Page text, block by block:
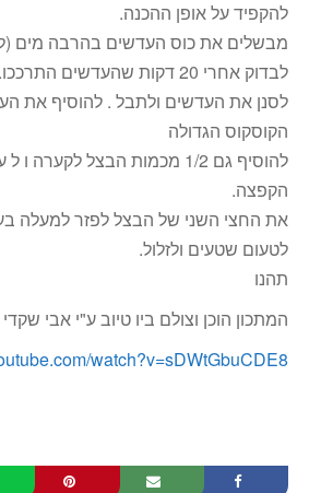
להקפיד על אופן ההכנה.
מבשלים את כוס העדשים בהרבה מים (לפחות 4
לבדוק אחרי 20 דקות שהעדשים התרככו.
לסנן את העדשים ולתבל . להוסיף את
הקוסקוס הגדולה
להוסיף גם 1/2 מכמות הבצל
הקפצה.
את החצי השני של הבצל לפזר למעלה
לטעום שטעים ולזלול.
תהנו
המתכון הוכן וצולם ביו טיוב ע"י אבי
watch?v=sDWtGbuCDE8